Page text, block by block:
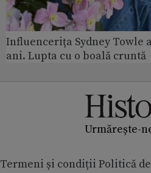
Influencerița Sydney Towle
ani. Lupta cu o boală cruntă
Urmărește-
Termeni și condiții Politică